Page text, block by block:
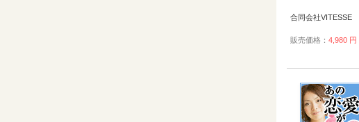
合同会社VITESSE
販売価格： 4,980 円